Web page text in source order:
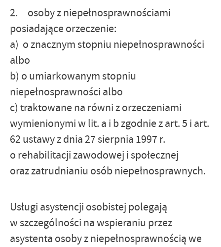
2. osoby z niepełnosprawnościami
posiadające orzeczenie:
a) o znacznym stopniu niepełnosprawności
albo
b) o umiarkowanym stopniu
niepełnosprawności albo
c) traktowane na równi z orzeczeniami
wymienionymi w lit. a i b zgodnie z art. 5 i art.
62 ustawy z dnia 27 sierpnia 1997 r.
o rehabilitacji zawodowej i społecznej
oraz zatrudnianiu osób niepełnosprawnych.
Usługi asystencji osobistej polegają
w szczególności na wspieraniu przez
asystenta osoby z niepełnosprawnością we